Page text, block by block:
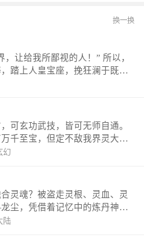
换一换
给我所鄙视的人！” 所以，
踏上人皇宝座，挽狂澜于既
就了一段无上的传说！ 微信
：http://weibo.com/u/25284575
订阅群】 欢迎大家关注。
可玄功武技，皆可无师自通。
千至宝，但定不敌我界灵大
蜂后援会）
幻
灵魂？被盗走灵根、灵血、灵
尘，凭借着记忆中的炼丹神
星霸体诀，拨开重重迷雾，解
陆